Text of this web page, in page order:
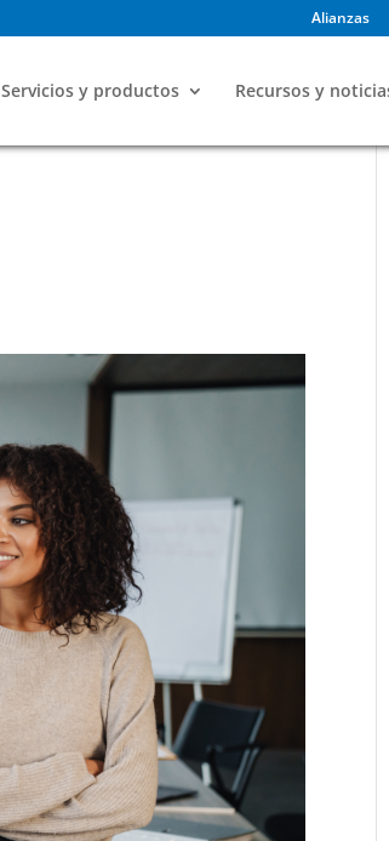
Alianzas
Servicios y productos Recursos y